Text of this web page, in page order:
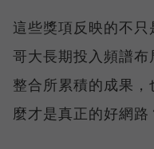
這些獎項反映的不
哥大長期投入頻譜
整合所累積的成果
麼才是真正的好網路